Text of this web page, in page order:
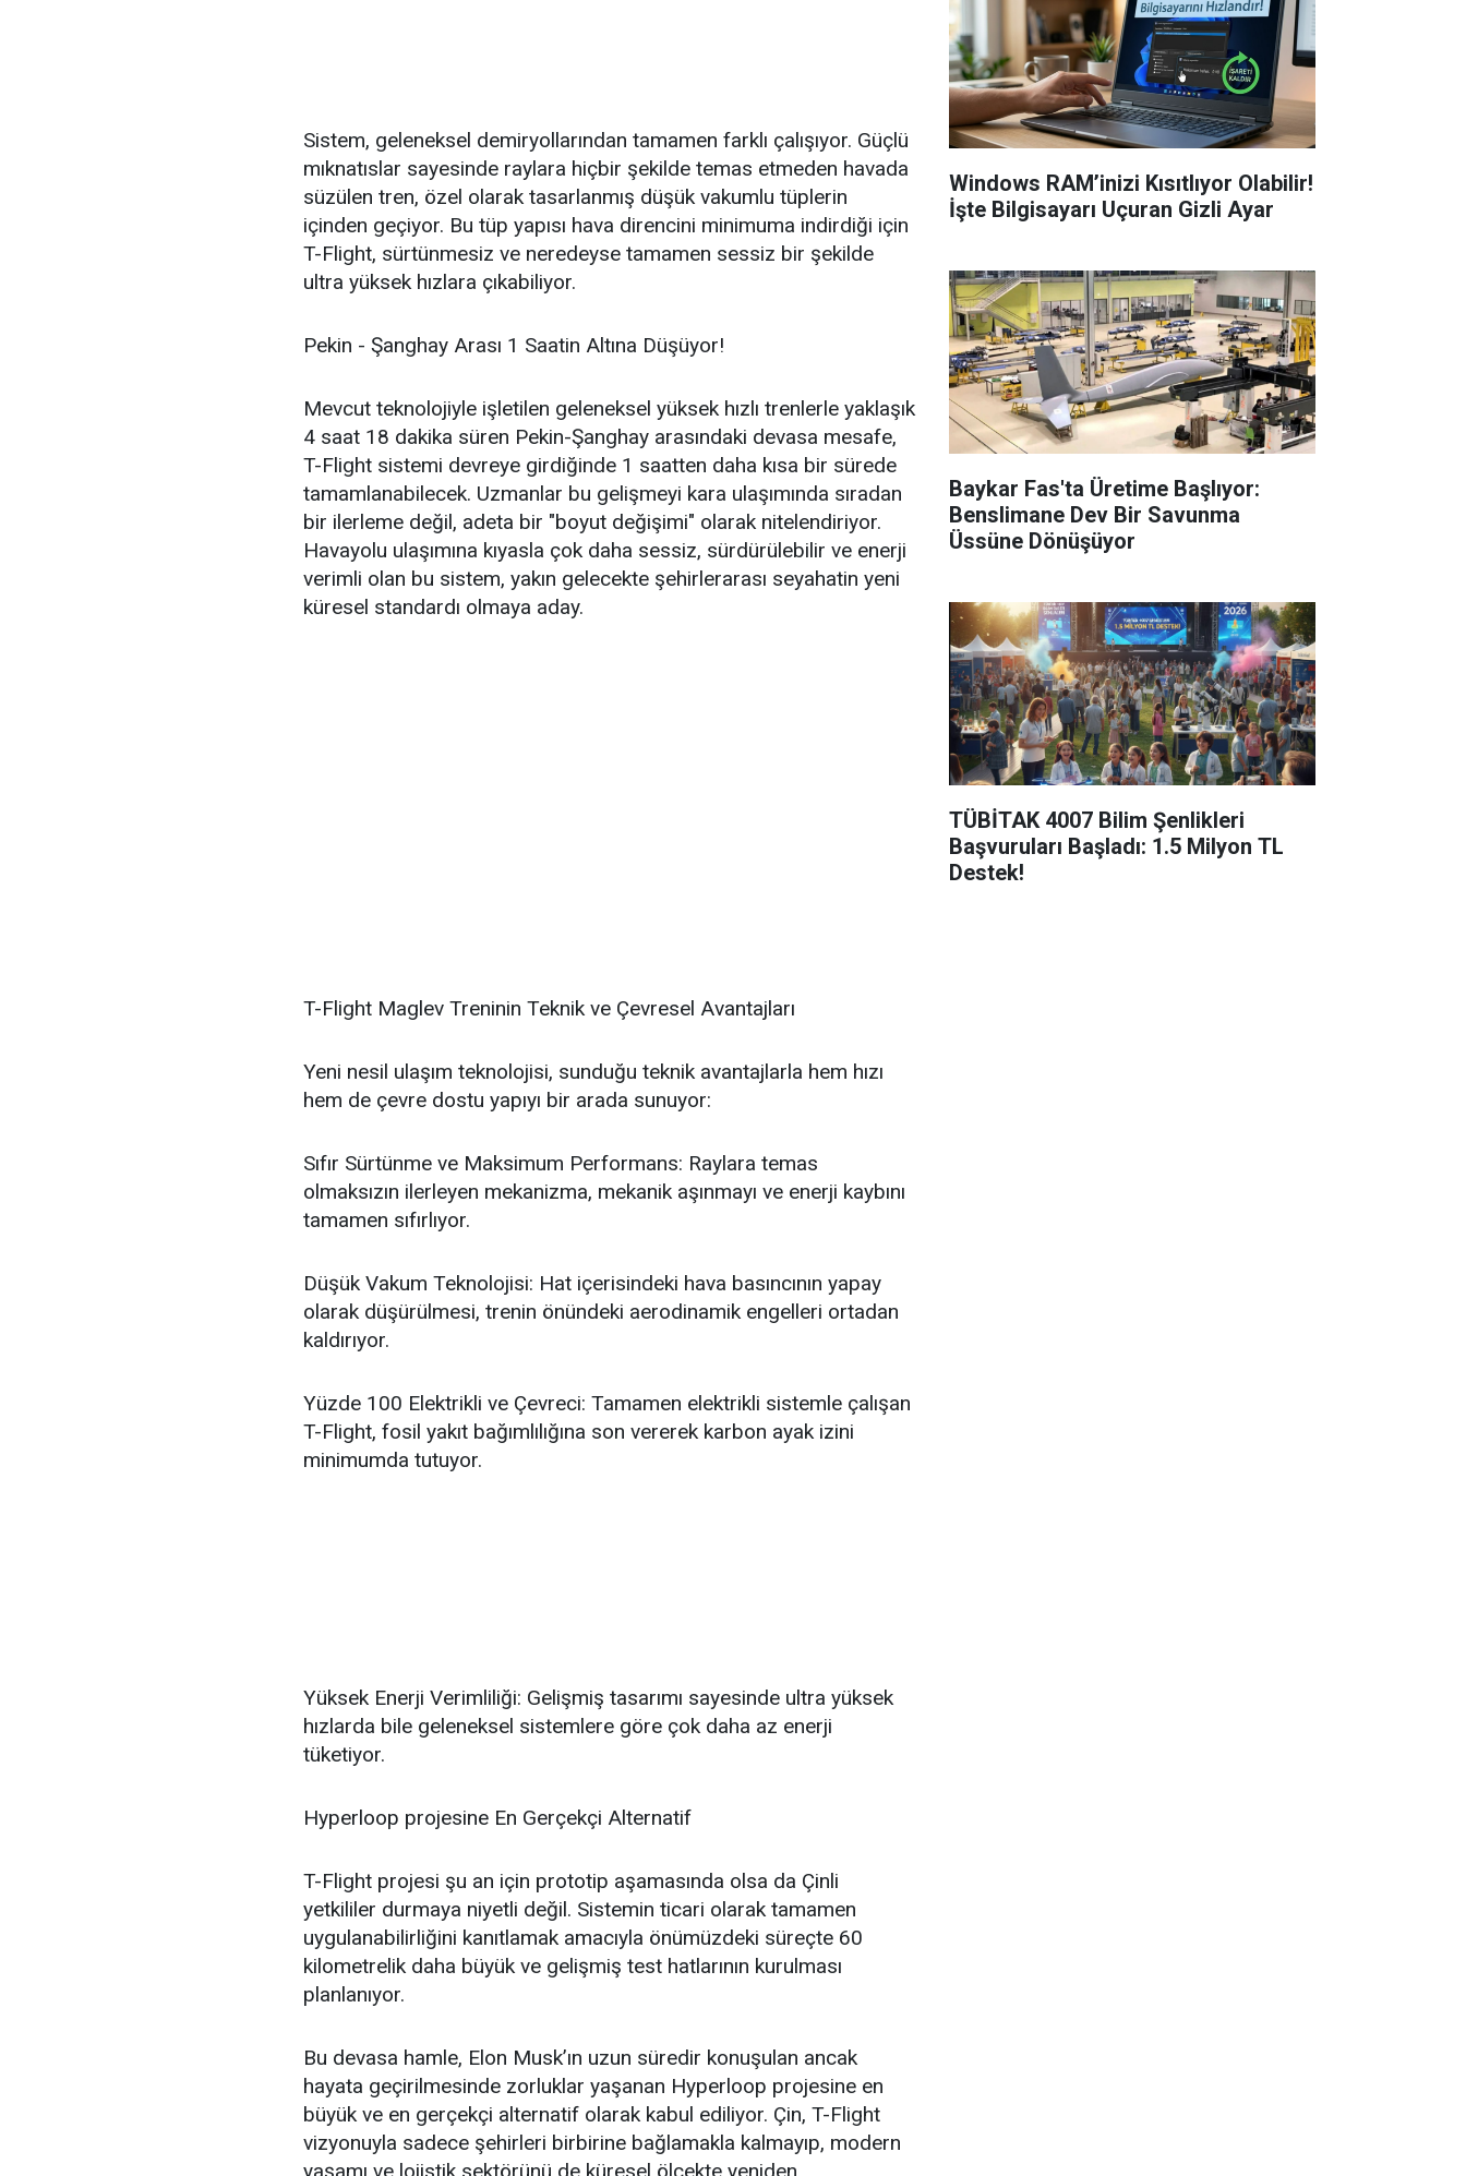
Sistem, geleneksel demiryollarından tamamen farklı çalışıyor. Güçlü
mıknatıslar sayesinde raylara hiçbir şekilde temas etmeden havada
süzülen tren, özel olarak tasarlanmış düşük vakumlu tüplerin
içinden geçiyor. Bu tüp yapısı hava direncini minimuma indirdiği için
T-Flight, sürtünmesiz ve neredeyse tamamen sessiz bir şekilde
ultra yüksek hızlara çıkabiliyor.
Pekin - Şanghay Arası 1 Saatin Altına Düşüyor!
Mevcut teknolojiyle işletilen geleneksel yüksek hızlı trenlerle yaklaşık
4 saat 18 dakika süren Pekin-Şanghay arasındaki devasa mesafe,
T-Flight sistemi devreye girdiğinde 1 saatten daha kısa bir sürede
tamamlanabilecek. Uzmanlar bu gelişmeyi kara ulaşımında sıradan
bir ilerleme değil, adeta bir "boyut değişimi" olarak nitelendiriyor.
Havayolu ulaşımına kıyasla çok daha sessiz, sürdürülebilir ve enerji
verimli olan bu sistem, yakın gelecekte şehirlerarası seyahatin yeni
küresel standardı olmaya aday.
T-Flight Maglev Treninin Teknik ve Çevresel Avantajları
Yeni nesil ulaşım teknolojisi, sunduğu teknik avantajlarla hem hızı
hem de çevre dostu yapıyı bir arada sunuyor:
Sıfır Sürtünme ve Maksimum Performans: Raylara temas
olmaksızın ilerleyen mekanizma, mekanik aşınmayı ve enerji kaybını
tamamen sıfırlıyor.
Düşük Vakum Teknolojisi: Hat içerisindeki hava basıncının yapay
olarak düşürülmesi, trenin önündeki aerodinamik engelleri ortadan
kaldırıyor.
Yüzde 100 Elektrikli ve Çevreci: Tamamen elektrikli sistemle çalışan
T-Flight, fosil yakıt bağımlılığına son vererek karbon ayak izini
minimumda tutuyor.
Yüksek Enerji Verimliliği: Gelişmiş tasarımı sayesinde ultra yüksek
hızlarda bile geleneksel sistemlere göre çok daha az enerji
tüketiyor.
Hyperloop projesine En Gerçekçi Alternatif
T-Flight projesi şu an için prototip aşamasında olsa da Çinli
yetkililer durmaya niyetli değil. Sistemin ticari olarak tamamen
uygulanabilirliğini kanıtlamak amacıyla önümüzdeki süreçte 60
kilometrelik daha büyük ve gelişmiş test hatlarının kurulması
planlanıyor.
Bu devasa hamle, Elon Musk’ın uzun süredir konuşulan ancak
hayata geçirilmesinde zorluklar yaşanan Hyperloop projesine en
büyük ve en gerçekçi alternatif olarak kabul ediliyor. Çin, T-Flight
vizyonuyla sadece şehirleri birbirine bağlamakla kalmayıp, modern
Windows RAM’inizi Kısıtlıyor Olabilir!
İşte Bilgisayarı Uçuran Gizli Ayar
Baykar Fas'ta Üretime Başlıyor:
Benslimane Dev Bir Savunma
Üssüne Dönüşüyor
TÜBİTAK 4007 Bilim Şenlikleri
Başvuruları Başladı: 1.5 Milyon TL
Destek!